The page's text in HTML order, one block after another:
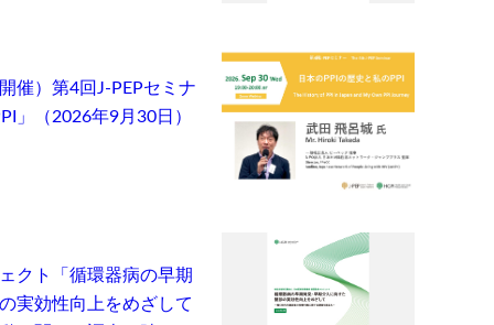
催）第4回J-PEPセミナ
」（2026年9月30日）
クト「循環器病の早期
実効性向上をめざして